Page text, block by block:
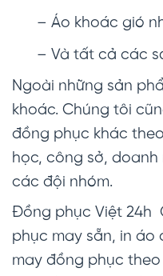
– Áo khoác gió
– Và tất cả các
Ngoài những sản
khoác. Chúng tôi
đồng phục khác
học, công sở, doanh
các đội nhóm.
Đồng phục Việt 24h
phục may sẵn, in áo
may đồng phục